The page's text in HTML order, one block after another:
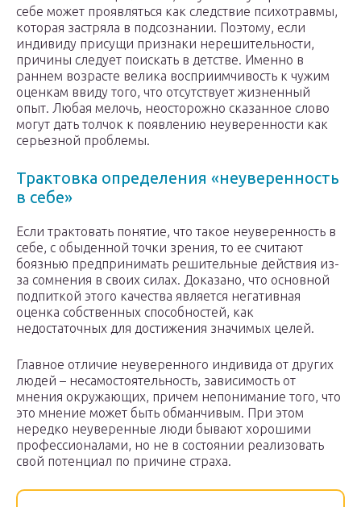
себе может проявляться как следствие психотравмы,
которая застряла в подсознании. Поэтому, если
индивиду присущи признаки нерешительности,
причины следует поискать в детстве. Именно в
раннем возрасте велика восприимчивость к чужим
оценкам ввиду того, что отсутствует жизненный
опыт. Любая мелочь, неосторожно сказанное слово
могут дать толчок к появлению неуверенности как
серьезной проблемы.
Трактовка определения «неуверенность
в себе»
Если трактовать понятие, что такое неуверенность в
себе, с обыденной точки зрения, то ее считают
боязнью предпринимать решительные действия из-
за сомнения в своих силах. Доказано, что основной
подпиткой этого качества является негативная
оценка собственных способностей, как
недостаточных для достижения значимых целей.
Главное отличие неуверенного индивида от других
людей – несамостоятельность, зависимость от
мнения окружающих, причем непонимание того, что
это мнение может быть обманчивым. При этом
нередко неуверенные люди бывают хорошими
профессионалами, но не в состоянии реализовать
свой потенциал по причине страха.